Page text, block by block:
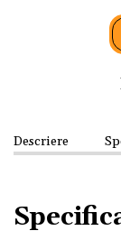
Descriere